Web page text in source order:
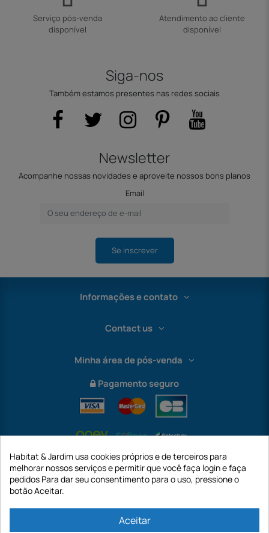
Serviço pós-venda
disponível
Atendimento ao cliente
disponível
Siga-nos
Também estamos presentes nas redes sociais
Newsletter
Acompanhe nossas novidades e aproveite nossos bons planos
Email
Se inscrever
Informações e contato
Contact us
Minha área de pós-venda
Pagamento seguro
Habitat & Jardim usa cookies próprios e de terceiros para
melhorar nossos serviços e permitir que você faça login e faça
pedidos Para dar seu consentimento para o uso, pressione o
botão Aceitar.
Aceitar